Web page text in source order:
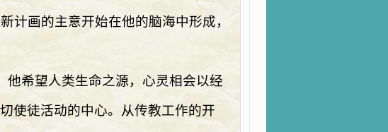
计画的主意开始在他的脑海中形成，
他希望人类生命之源，心灵相会以经
使徒活动的中心。从传教工作的开